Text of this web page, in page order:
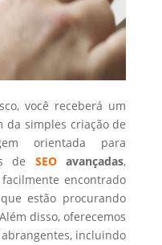
você receberá um
da simples criação de
orientada para
de SEOavançadas,
encontrado
estão procurando
disso, oferecemos
abrangentes, incluindo